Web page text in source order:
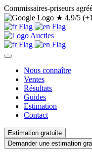
Commissaires-priseurs
★ 4,9/5
Nous connaître
Ventes
Résultats
Guides
Estimation
Contact
Estimation gratuite
Demander une estimation